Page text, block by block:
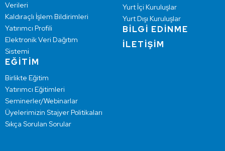
Verileri
Kaldıraçlı İşlem Bildirimleri
Yatırımcı Profili
Elektronik Veri Dağıtım
Sistemi
EĞİTİM
Birlikte Eğitim
Yatırımcı Eğitimleri
Seminerler/Webinarlar
Üyelerimizin Stajyer Politikaları
Sıkça Sorulan Sorular
Yurt İçi Kuruluşlar
Yurt Dışı Kuruluşlar
BİLGİ EDİNME
İLETİŞİM